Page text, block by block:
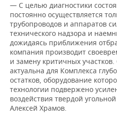
— С целью диагностики
постоянно осуществляется
трубопроводов и аппаратов
технического надзора и
дожидаясь приближения
компания производит
и замену критичных
актуальна для Комплекса
остатков, оборудование
технологии подвержено
воздействия твердой
Алексей Храмов.